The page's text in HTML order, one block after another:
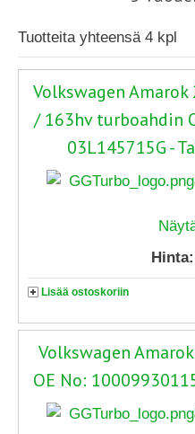
Tuotteita yhteensä 4 kpl
Volkswagen
/ 163hv turboahdin
03L145715G -
Hinta:
Lisää ostoskoriin
Volkswagen
OE No: